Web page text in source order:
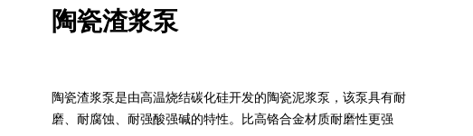
陶瓷渣浆泵
陶瓷渣浆泵是由高温烧结碳化硅开发的陶瓷泥浆泵，该泵具有耐
磨、耐腐蚀、耐强酸强碱的特性。比高铬合金材质耐磨性更强